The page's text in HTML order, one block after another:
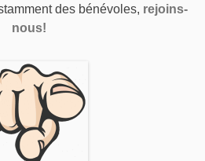
des bénévoles, rejoins-
nous!